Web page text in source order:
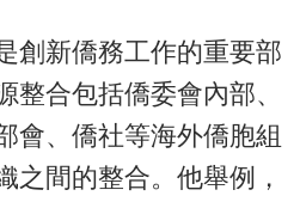
創新僑務工作的重要部
整合包括僑委會內部、
會、僑社等海外僑胞組
之間的整合。他舉例，